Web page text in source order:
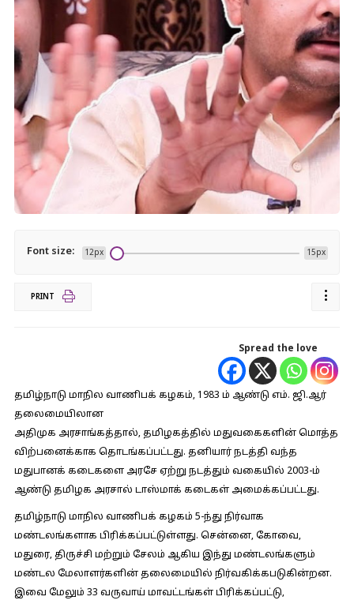
Font size: 12px 15px
PRINT
Spread the love
தமிழ்நாடு மாநில வாணிபக் கழகம், 1983 ம் ஆண்டு எம். ஜி.ஆர்
தலைமையிலான
அதிமுக அரசாங்கத்தால், தமிழகத்தில் மதுவகைகளின் மொத்த
விற்பனைக்காக தொடங்கப்பட்டது. தனியார் நடத்தி வந்த
மதுபானக் கடைகளை அரசே ஏற்று நடத்தும் வகையில் 2003-ம்
ஆண்டு தமிழக அரசால் டாஸ்மாக் கடைகள் அமைக்கப்பட்டது.
தமிழ்நாடு மாநில வாணிபக் கழகம் 5-ந்து நிர்வாக
மண்டலங்களாக பிரிக்கப்பட்டுள்ளது. சென்னை, கோவை,
மதுரை, திருச்சி மற்றும் சேலம் ஆகிய இந்து மண்டலங்களும்
மண்டல மேலாளர்களின் தலைமையில் நிர்வகிக்கபடுகின்றன.
இவை மேலும் 33 வருவாய் மாவட்டங்கள் பிரிக்கப்பட்டு,